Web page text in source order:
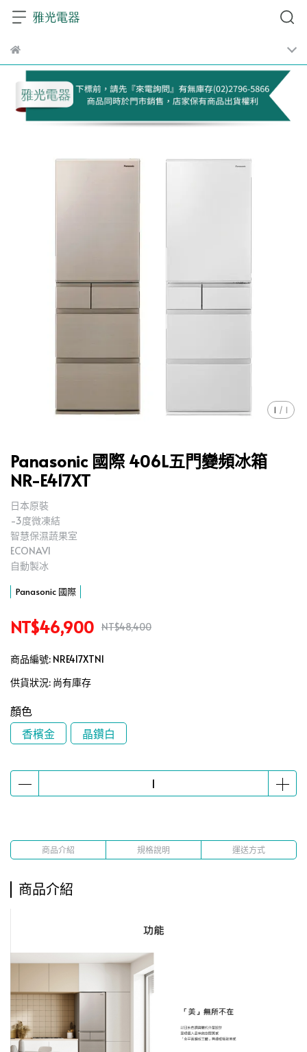
1 / 1
Panasonic 國際 406L五門變頻冰箱
NR-E417XT
日本原裝
-3度微凍結
智慧保濕蔬果室
ECONAVI
自動製冰
Panasonic 國際
NT$46,900 NT$48,400
商品編號: NRE417XTN1
供貨狀況: 尚有庫存
顏色
香檳金
晶鑽白
商品介紹 規格說明 運送方式
商品介紹